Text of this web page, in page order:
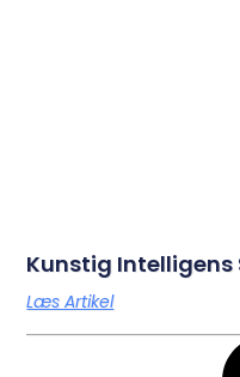
Kunstig Intelligens
Læs Artikel